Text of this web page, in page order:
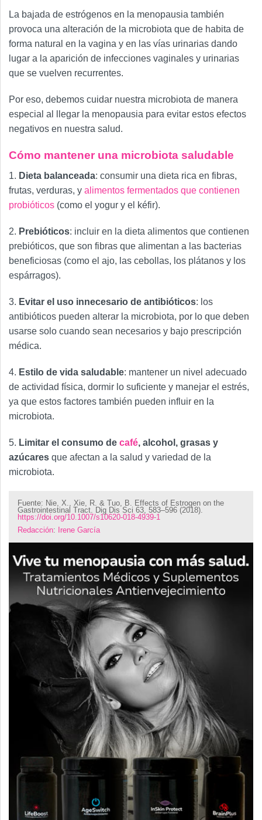
La bajada de estrógenos en la menopausia también
provoca una alteración de la microbiota que de habita de
forma natural en la vagina y en las vías urinarias dando
lugar a la aparición de infecciones vaginales y urinarias
que se vuelven recurrentes.
Por eso, debemos cuidar nuestra microbiota de manera
especial al llegar la menopausia para evitar estos efectos
negativos en nuestra salud.
Cómo mantener una microbiota saludable
1. Dieta balanceada: consumir una dieta rica en fibras,
frutas, verduras, y alimentos fermentados que contienen
probióticos (como el yogur y el kéfir).
2. Prebióticos: incluir en la dieta alimentos que contienen
prebióticos, que son fibras que alimentan a las bacterias
beneficiosas (como el ajo, las cebollas, los plátanos y los
espárragos).
3. Evitar el uso innecesario de antibióticos: los
antibióticos pueden alterar la microbiota, por lo que deben
usarse solo cuando sean necesarios y bajo prescripción
médica.
4. Estilo de vida saludable: mantener un nivel adecuado
de actividad física, dormir lo suficiente y manejar el estrés,
ya que estos factores también pueden influir en la
microbiota.
5. Limitar el consumo de café, alcohol, grasas y
azúcares que afectan a la salud y variedad de la
microbiota.
Fuente: Nie, X., Xie, R. & Tuo, B. Effects of Estrogen on the
Gastrointestinal Tract. Dig Dis Sci 63, 583–596 (2018).
https://doi.org/10.1007/s10620-018-4939-1
Redacción: Irene García